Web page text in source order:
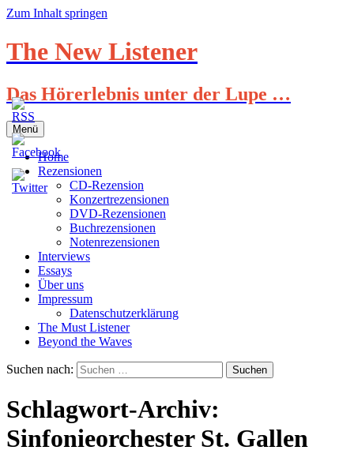
Zum Inhalt springen
The New Listener
Das Hörerlebnis unter der Lupe …
Menü
Home
Rezensionen
CD-Rezension
Konzertrezensionen
DVD-Rezensionen
Buchrezensionen
Notenrezensionen
Interviews
Essays
Über uns
Impressum
Datenschutzerklärung
The Must Listener
Beyond the Waves
Suchen nach:
Schlagwort-Archiv:
Sinfonieorchester St. Gallen